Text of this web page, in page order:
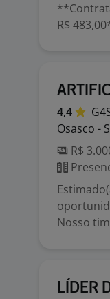
R$
4,4
Osasco -
R$
Nosso
LÍDER